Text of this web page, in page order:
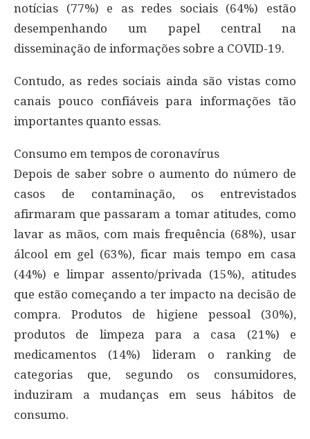
notícias (77%) e as redes sociais (64%) estão
desempenhando um papel central na
disseminação de informações sobre a COVID-19.
Contudo, as redes sociais ainda são vistas como
canais pouco confiáveis para informações tão
importantes quanto essas.
Consumo em tempos de coronavírus
Depois de saber sobre o aumento do número de
casos de contaminação, os entrevistados
afirmaram que passaram a tomar atitudes, como
lavar as mãos, com mais frequência (68%), usar
álcool em gel (63%), ficar mais tempo em casa
(44%) e limpar assento/privada (15%), atitudes
que estão começando a ter impacto na decisão de
compra. Produtos de higiene pessoal (30%),
produtos de limpeza para a casa (21%) e
medicamentos (14%) lideram o ranking de
categorias que, segundo os consumidores,
induziram a mudanças em seus hábitos de
consumo.